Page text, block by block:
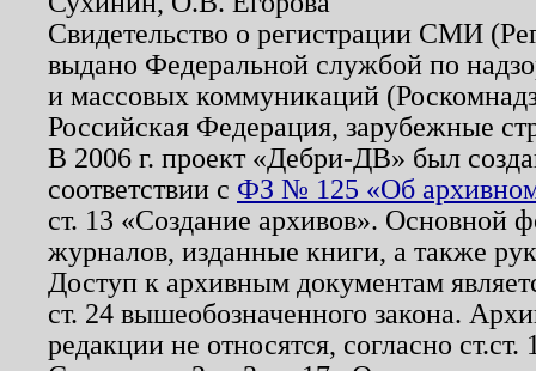
Свидетельство о регистрации СМИ
выдано Федеральной службой по
и массовых коммуникаций
Российская Федерация, зарубежные
В 2006 г. проект «Дебри-ДВ» был
соответствии с ФЗ № 125 «Об
ст. 13 «Создание архивов». Основной
журналов, изданные книги, а также
Доступ к архивным документам
ст. 24 вышеобозначенного закона.
редакции не относятся, согласно